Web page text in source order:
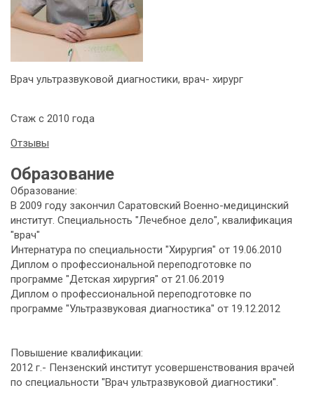
Врач ультразвуковой диагностики, врач- хирург
Стаж с 2010 года
Отзывы
Образование
Образование:
В 2009 году закончил Саратовский Военно-медицинский
институт. Специальность "Лечебное дело", квалификация
"врач"
Интернатура по специальности "Хирургия" от 19.06.2010
Диплом о профессиональной переподготовке по
программе "Детская хирургия" от 21.06.2019
Диплом о профессиональной переподготовке по
программе "Ультразвуковая диагностика" от 19.12.2012
Повышение квалификации:
2012 г.- Пензенский институт усовершенствования врачей
по специальности "Врач ультразвуковой диагностики".